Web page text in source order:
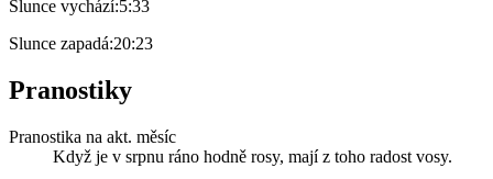
Slunce vychází:5:33
Slunce zapadá:20:23
Pranostiky
Pranostika na akt. měsíc
Když je v srpnu ráno hodně rosy, mají z toho radost vosy.